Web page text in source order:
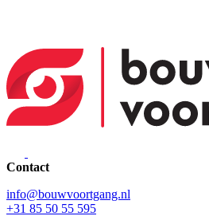
Contact
info@bouwvoortgang.nl
+31 85 50 55 595